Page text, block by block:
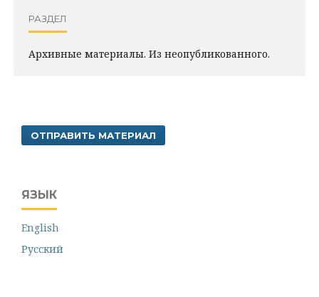
РАЗДЕЛ
Архивные материалы. Из неопубликованного.
ОТПРАВИТЬ МАТЕРИАЛ
ЯЗЫК
English
Русский